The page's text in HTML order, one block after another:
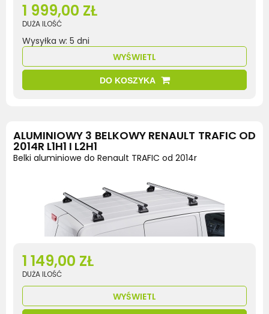
1 999,00 ZŁ
DUŻA ILOŚĆ
Wysyłka w: 5 dni
WYŚWIETL
DO KOSZYKA
ALUMINIOWY 3 BELKOWY RENAULT TRAFIC OD
2014R L1H1 I L2H1
Belki aluminiowe do Renault TRAFIC od 2014r
1 149,00 ZŁ
DUŻA ILOŚĆ
WYŚWIETL